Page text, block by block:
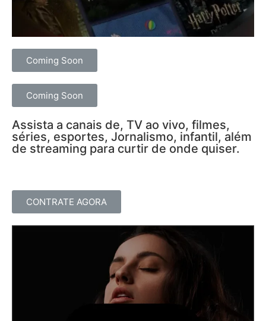
Coming Soon
Coming Soon
Assista a canais de, TV ao vivo, filmes,
séries, esportes, Jornalismo, infantil, além
de streaming para curtir de onde quiser.
CONTRATE AGORA